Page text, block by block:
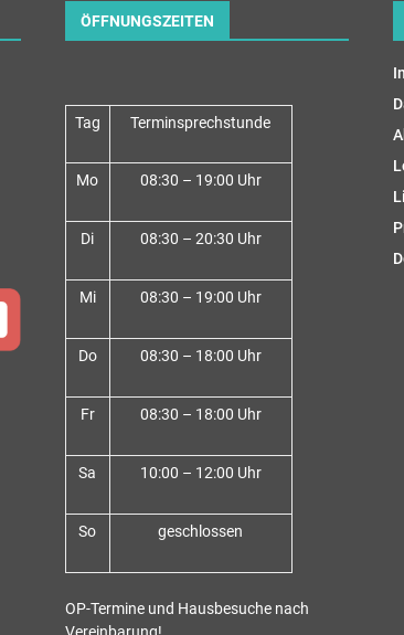
ÖFFNUNGSZEITEN
Tag Terminsprechstunde
Mo 08:30 – 19:00 Uhr
Di 08:30 – 20:30 Uhr
Mi 08:30 – 19:00 Uhr
Do 08:30 – 18:00 Uhr
Fr 08:30 – 18:00 Uhr
Sa 10:00 – 12:00 Uhr
So geschlossen
OP-Termine und Hausbesuche nach
Vereinbarung!